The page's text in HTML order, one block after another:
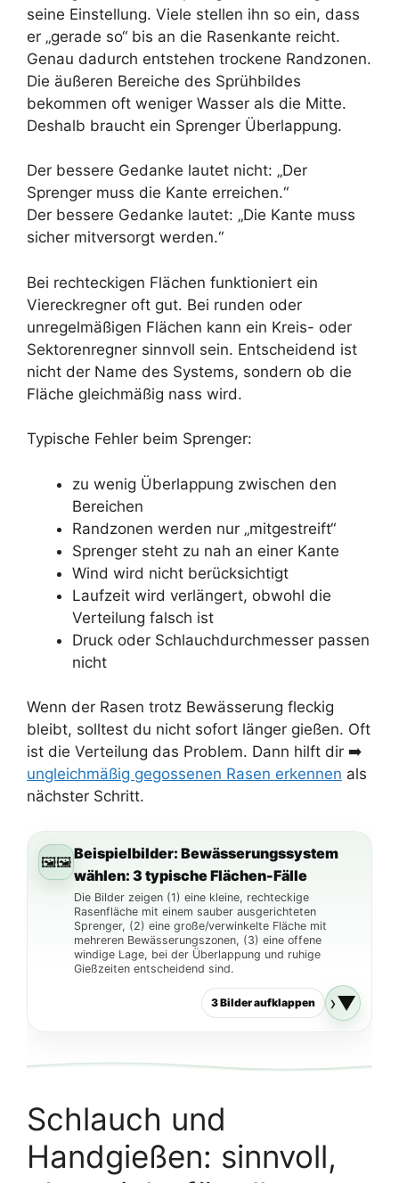
seine Einstellung. Viele stellen ihn so ein, dass
er „gerade so“ bis an die Rasenkante reicht.
Genau dadurch entstehen trockene Randzonen.
Die äußeren Bereiche des Sprühbildes
bekommen oft weniger Wasser als die Mitte.
Deshalb braucht ein Sprenger Überlappung.
Der bessere Gedanke lautet nicht: „Der
Sprenger muss die Kante erreichen.“
Der bessere Gedanke lautet: „Die Kante muss
sicher mitversorgt werden.“
Bei rechteckigen Flächen funktioniert ein
Viereckregner oft gut. Bei runden oder
unregelmäßigen Flächen kann ein Kreis- oder
Sektorenregner sinnvoll sein. Entscheidend ist
nicht der Name des Systems, sondern ob die
Fläche gleichmäßig nass wird.
Typische Fehler beim Sprenger:
zu wenig Überlappung zwischen den
Bereichen
Randzonen werden nur „mitgestreift“
Sprenger steht zu nah an einer Kante
Wind wird nicht berücksichtigt
Laufzeit wird verlängert, obwohl die
Verteilung falsch ist
Druck oder Schlauchdurchmesser passen
nicht
Wenn der Rasen trotz Bewässerung fleckig
bleibt, solltest du nicht sofort länger gießen. Oft
ist die Verteilung das Problem. Dann hilft dir ➡️
ungleichmäßig gegossenen Rasen erkennen als
nächster Schritt.
🖼️Beispielbilder: Bewässerungssystem
wählen: 3 typische Flächen-Fälle
Die Bilder zeigen (1) eine kleine, rechteckige
Rasenfläche mit einem sauber ausgerichteten
Sprenger, (2) eine große/verwinkelte Fläche mit
mehreren Bewässerungszonen, (3) eine offene
windige Lage, bei der Überlappung und ruhige
Gießzeiten entscheidend sind.
3 Bilder aufklappen ▼
1) Klein & übersichtlich: Ein Sprenger reicht oft – Hauptsache
Schlauch und
Handgießen: sinnvoll,